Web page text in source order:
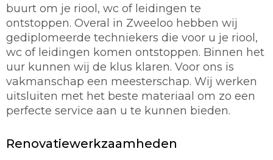
buurt om je riool, wc of leidingen te
ontstoppen. Overal in Zweeloo hebben wij
gediplomeerde techniekers die voor u je riool,
wc of leidingen komen ontstoppen. Binnen het
uur kunnen wij de klus klaren. Voor ons is
vakmanschap een meesterschap. Wij werken
uitsluiten met het beste materiaal om zo een
perfecte service aan u te kunnen bieden.
Renovatiewerkzaamheden